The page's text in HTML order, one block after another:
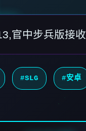
官中步兵版接收
#SLG #安卓